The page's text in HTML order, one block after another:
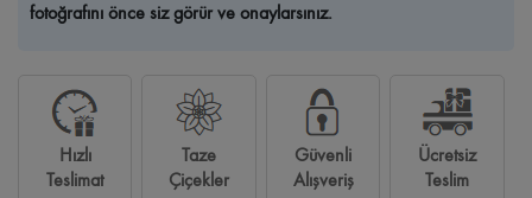
fotoğrafını önce siz görür ve onaylarsınız.
Hızlı
Teslimat
Taze
Çiçekler
Güvenli
Alışveriş
Ücretsiz
Teslim